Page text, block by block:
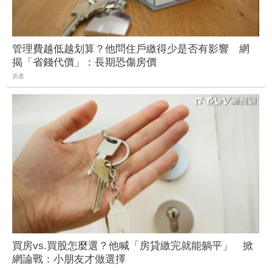
管理費越低越划算？他問住戶繳得少是否有影響 網
揭「省錢代價」：長期恐傷房價
房產
買房vs.買股怎麼選？他喊「房貸繳完就能躺平」 掀
網論戰：小朋友才做選擇